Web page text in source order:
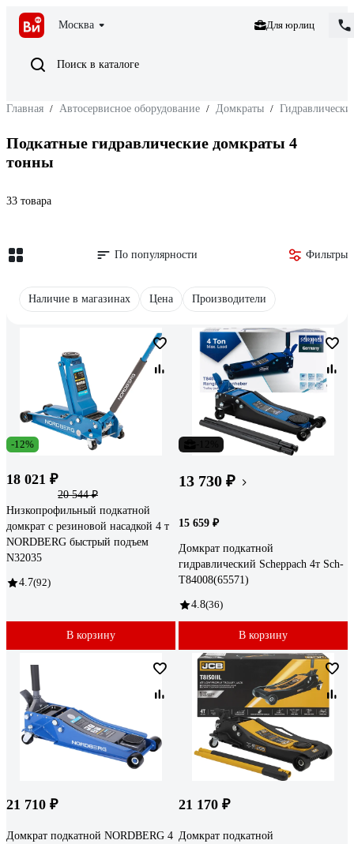
Москва Для юрлиц
Поиск в каталоге
Главная / Автосервисное оборудование / Домкраты /
Подкатные гидравлические домкраты 4
тонны
33 товара
По популярности Фильтры
Наличие в магазинах Цена Производители
-12%
18 021 ₽
20 544 ₽
Низкопрофильный подкатной
домкрат с резиновой насадкой 4 т
NORDBERG быстрый подъем
N32035
4.7(92)
В корзину
13 730 ₽
15 659 ₽
Домкрат подкатной
гидравлический Scheppach 4т Sch-
T84008(65571)
4.8(36)
В корзину
21 710 ₽
Домкрат подкатной NORDBERG 4
21 170 ₽
Домкрат подкатной